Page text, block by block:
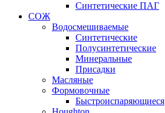
Синтетические ПАГ
СОЖ
Водосмешиваемые
Синтетические
Полусинтетические
Минеральные
Присадки
Масляные
Формовочные
Быстроиспаряющиеся